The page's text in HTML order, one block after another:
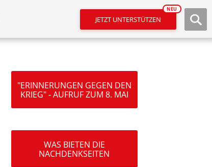
JETZT UNTERSTÜTZEN
NEU
"ERINNERUNGEN GEGEN DEN
KRIEG" - AUFRUF ZUM 8. MAI
WAS BIETEN DIE
NACHDENKSEITEN